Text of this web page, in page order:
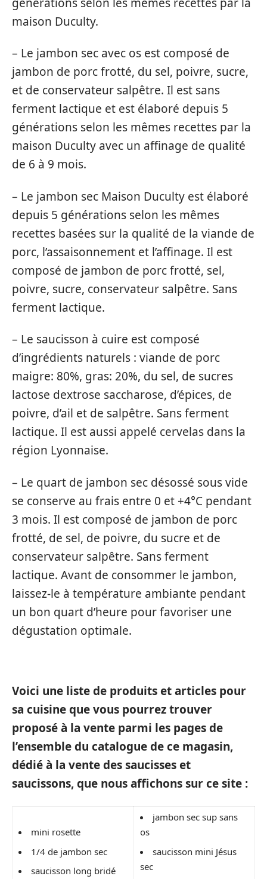
maison Duculty.
– Le jambon sec avec os est composé de
jambon de porc frotté, du sel, poivre, sucre,
et de conservateur salpêtre. Il est sans
ferment lactique et est élaboré depuis 5
générations selon les mêmes recettes par la
maison Duculty avec un affinage de qualité
de 6 à 9 mois.
– Le jambon sec Maison Duculty est élaboré
depuis 5 générations selon les mêmes
recettes basées sur la qualité de la viande de
porc, l’assaisonnement et l’affinage. Il est
composé de jambon de porc frotté, sel,
poivre, sucre, conservateur salpêtre. Sans
ferment lactique.
– Le saucisson à cuire est composé
d’ingrédients naturels : viande de porc
maigre: 80%, gras: 20%, du sel, de sucres
lactose dextrose saccharose, d’épices, de
poivre, d’ail et de salpêtre. Sans ferment
lactique. Il est aussi appelé cervelas dans la
région Lyonnaise.
– Le quart de jambon sec désossé sous vide
se conserve au frais entre 0 et +4°C pendant
3 mois. Il est composé de jambon de porc
frotté, de sel, de poivre, du sucre et de
conservateur salpêtre. Sans ferment
lactique. Avant de consommer le jambon,
laissez-le à température ambiante pendant
un bon quart d’heure pour favoriser une
dégustation optimale.
Voici une liste de produits et articles pour
sa cuisine que vous pourrez trouver
proposé à la vente parmi les pages de
l’ensemble du catalogue de ce magasin,
dédié à la vente des saucisses et
saucissons, que nous affichons sur ce site :
mini rosette
1/4 de jambon sec
saucisson long bridé
jambon sec sup sans
os
saucisson mini Jésus
sec